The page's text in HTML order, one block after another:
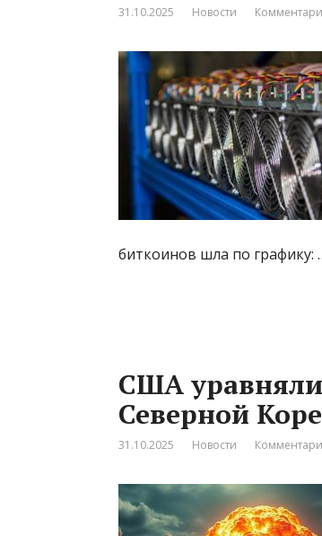
31.10.2025 Новости
биткоинов шла по графику:
США
Северной
31.10.2025 Новости